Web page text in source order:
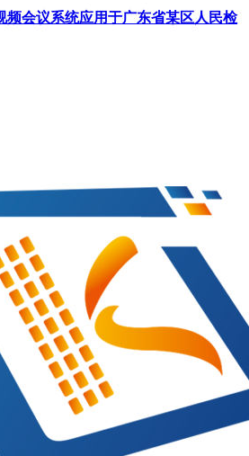
频会议系统应用于广东省某区人民检